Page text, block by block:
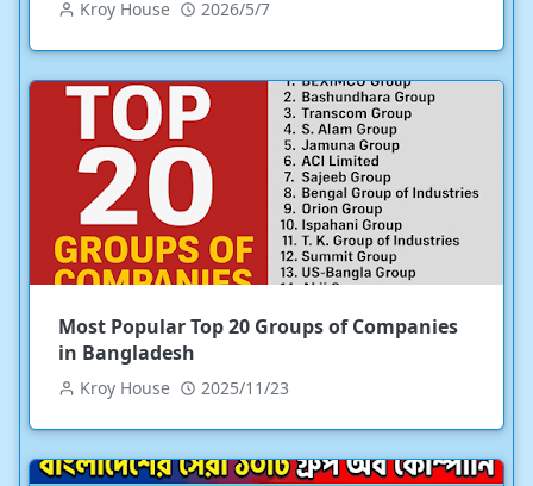
Kroy House 2026/5/7
Most Popular Top 20 Groups of Companies
in Bangladesh
Kroy House 2025/11/23